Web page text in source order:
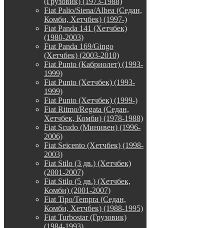
Fiat Palio/Siena/Albea (Седан,
Комби, Хетчбек) (1997-)
Fiat Panda 141 (Хетчбек)
(1980-2003)
Fiat Panda 169/Gingo
(Хетчбек) (2003-2010)
Fiat Punto (Кабриолет) (1993-
1999)
Fiat Punto (Хетчбек) (1993-
1999)
Fiat Punto (Хетчбек) (1999-)
Fiat Ritmo/Regata (Седан,
Хетчбек, Комби) (1978-1988)
Fiat Scudo (Минивен) (1996-
2006)
Fiat Seicento (Хетчбек) (1998-
2003)
Fiat Stilo (3 дв.) (Хетчбек)
(2001-2007)
Fiat Stilo (5 дв.) (Хетчбек,
Комби) (2001-2007)
Fiat Tipo/Tempra (Седан,
Комби, Хетчбек) (1988-1995)
Fiat Turbostar (Грузовик)
(1984-1993)